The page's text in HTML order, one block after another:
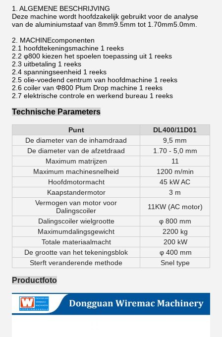
1. ALGEMENE BESCHRIJVING
Deze machine wordt hoofdzakelijk gebruikt voor de analyse
van de aluminiumstaaf van 8mm9.5mm tot 1.70mm5.0mm.
2. MACHINEcomponenten
2.1 hoofdtekeningsmachine 1 reeks
2.2 φ800 kiezen het spoelen toepassing uit 1 reeks
2.3 uitbetaling 1 reeks
2.4 spanningseenheid 1 reeks
2.5 olie-voedend centrum van hoofdmachine 1 reeks
2.6 coiler van Φ800 Plum Drop machine 1 reeks
2.7 elektrische controle en werkend bureau 1 reeks
Technische Parameters
Punt
DL400/11D01
De diameter van de inhamdraad
9,5 mm
De diameter van de afzetdraad
1.70 - 5,0 mm
Maximum matrijzen
11
Maximum machinesnelheid
1200 m/min
Hoofdmotormacht
45 kW AC
Kaapstandermotor
3 m
Vermogen van motor voor
Dalingscoiler
11KW (AC motor)
Dalingscoiler wielgrootte
φ 800 mm
Maximumdalingsgewicht
2200 kg
Totale materiaalmacht
200 kW
De grootte van het tekeningsblok
φ 400 mm
Sterft veranderende methode
Snel type
Productfoto